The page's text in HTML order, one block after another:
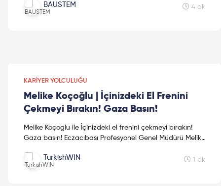
BAUSTEM 4 dk
KARIYER YOLCULUĞU
Melike Koçoğlu | İçinizdeki El Frenini
Çekmeyi Bırakın! Gaza Basın!
Melike Koçoglu ile İçinizdeki el frenini çekmeyi bırakın!
Gaza basın! Eczacıbası Profesyonel Genel Müdürü Melike
TurkishWIN 1 dk